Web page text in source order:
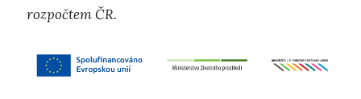
rozpočtem ČR.